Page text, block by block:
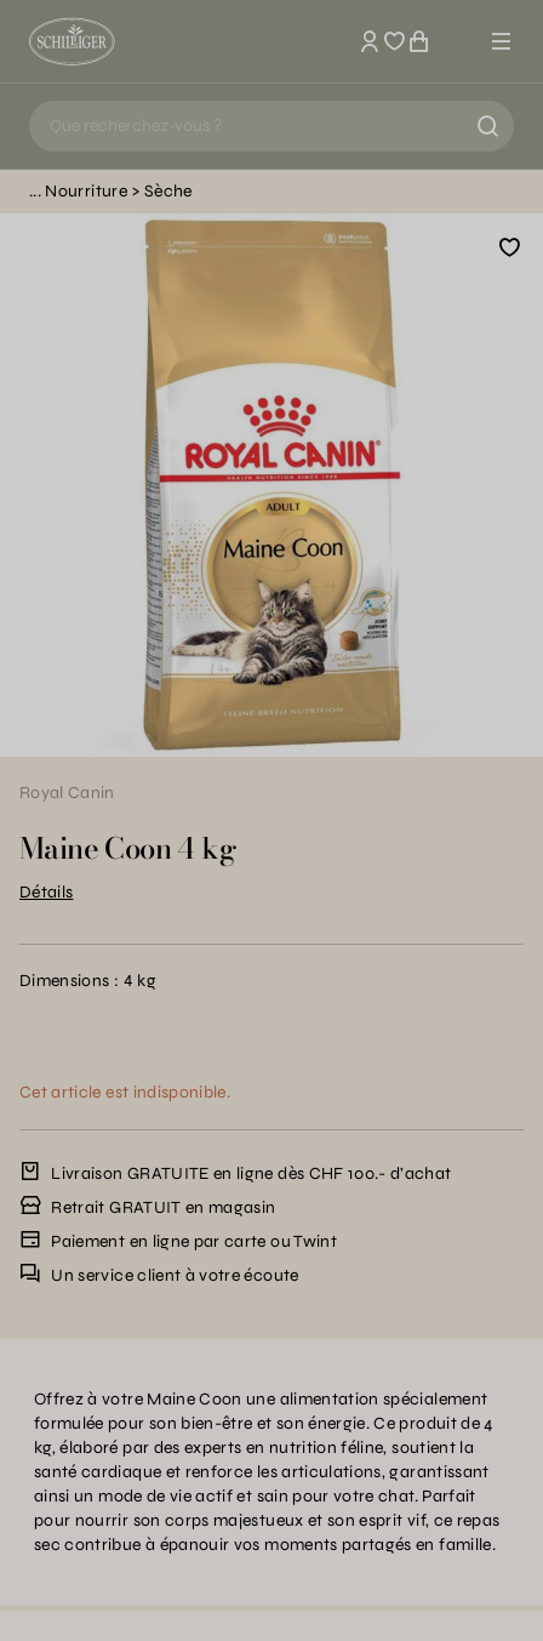
Mon compte
Nourriture Sèche
Royal Canin
Maine Coon 4 kg
Détails
Dimensions : 4 kg
Cet article est indisponible.
Livraison GRATUITE en ligne dès CHF 100.- d’achat
Retrait GRATUIT en magasin
Paiement en ligne par carte ou Twint
Un service client à votre écoute
Offrez à votre Maine Coon une alimentation spécialement
formulée pour son bien-être et son énergie. Ce produit de 4
kg, élaboré par des experts en nutrition féline, soutient la
santé cardiaque et renforce les articulations, garantissant
ainsi un mode de vie actif et sain pour votre chat. Parfait
pour nourrir son corps majestueux et son esprit vif, ce repas
sec contribue à épanouir vos moments partagés en famille.